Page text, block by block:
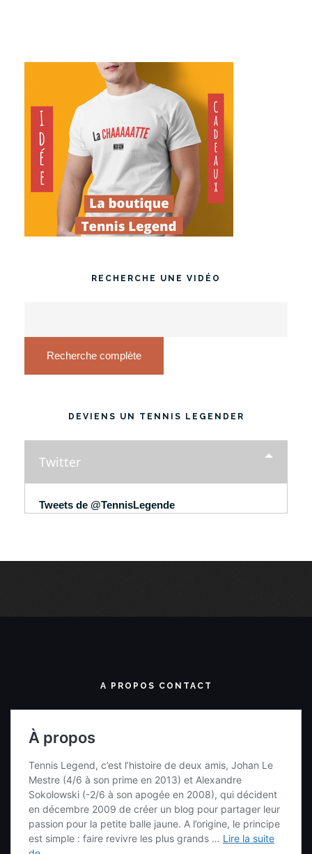
RECHERCHE UNE VIDÉO
Recherche complète
DEVIENS UN TENNIS LEGENDER
Twitter
Tweets de @TennisLegende
A PROPOS CONTACT